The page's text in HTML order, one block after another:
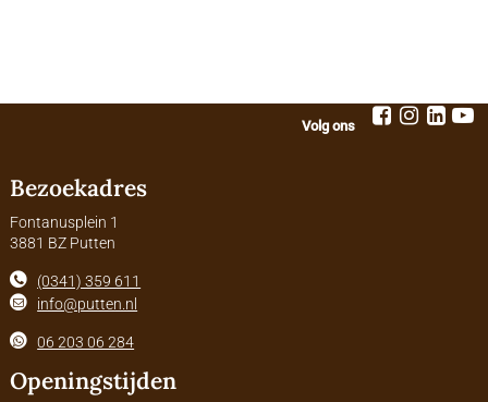
Volg ons
Bezoekadres
Fontanusplein 1
3881 BZ Putten
(0341) 359 611
info@putten.nl
06 203 06 284
Openingstijden